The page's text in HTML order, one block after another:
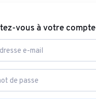
vous à votre compte